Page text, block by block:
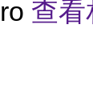
查看